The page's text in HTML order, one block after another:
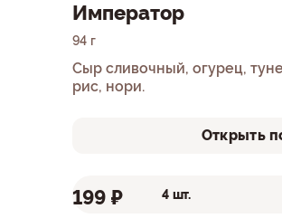
Император
94 г
Сыр сливочный, огурец,
рис, нори.
Открыть
4 шт.
199 ₽